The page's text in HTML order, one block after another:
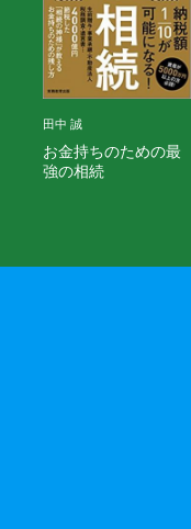
田中 誠
お金持ちのための最
強の相続